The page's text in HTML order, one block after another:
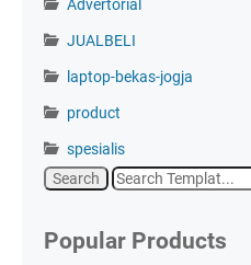
Advertorial
JUALBELI
laptop-bekas-jogja
product
spesialis
Popular Products